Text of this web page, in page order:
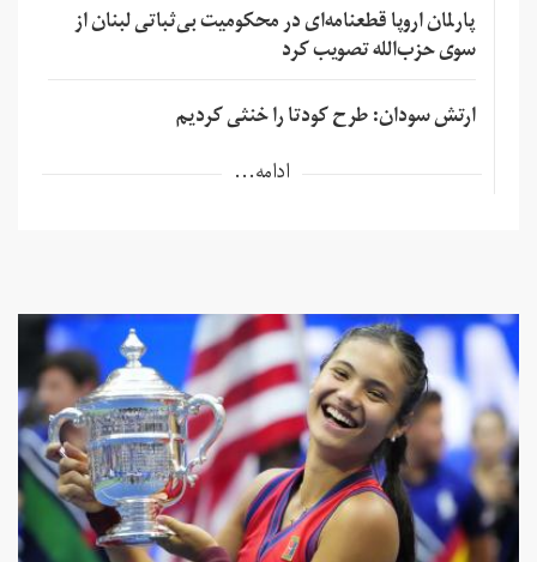
پارلمان اروپا قطعنامه‌ای در محکومیت بی‌ثباتی لبنان از
سوی حزب‌الله تصویب کرد
ارتش سودان: طرح کودتا را خنثی کردیم
ادامه...